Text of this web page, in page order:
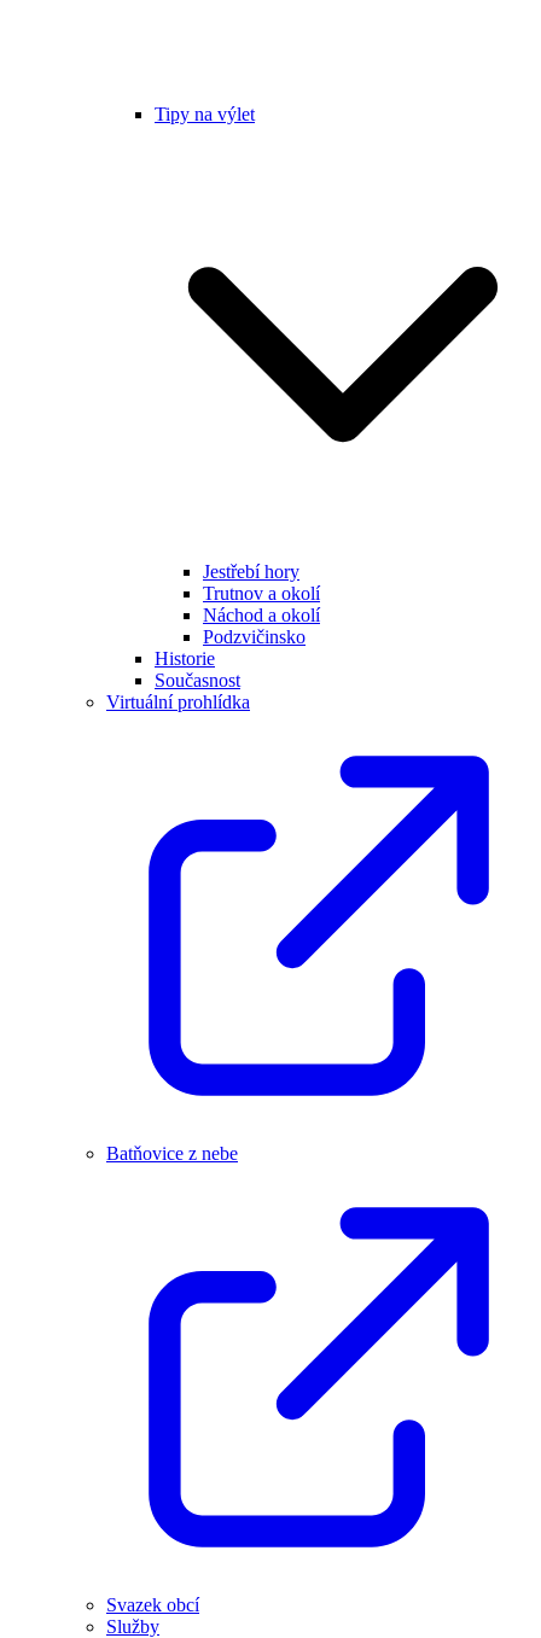
Tipy na výlet
Jestřebí hory
Trutnov a okolí
Náchod a okolí
Podzvičinsko
Historie
Současnost
Virtuální prohlídka
Batňovice z nebe
Svazek obcí
Služby